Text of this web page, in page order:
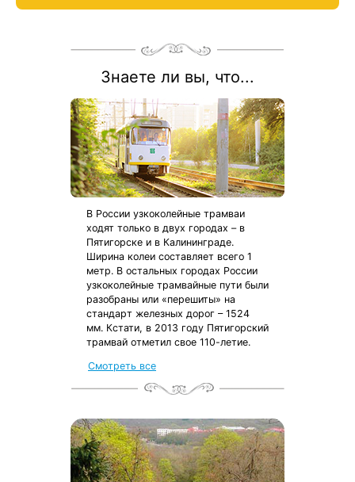
Знаете ли вы, что...
В России узкоколейные трамваи
ходят только в двух городах – в
Пятигорске и в Калининграде.
Ширина колеи составляет всего 1
метр. В остальных городах России
узкоколейные трамвайные пути были
разобраны или «перешиты» на
стандарт железных дорог – 1524
мм. Кстати, в 2013 году Пятигорский
трамвай отметил свое 110-летие.
Смотреть все